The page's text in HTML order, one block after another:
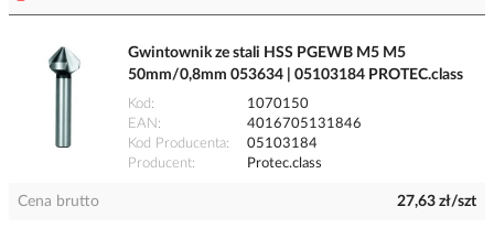
Gwintownik ze stali HSS PGEWB M5 M5
50mm/0,8mm 053634 | 05103184 PROTEC.class
Kod
1070150
EAN
4016705131846
Kod Producenta
05103184
Producent
Protec.class
Cena brutto 27,63 zł/szt